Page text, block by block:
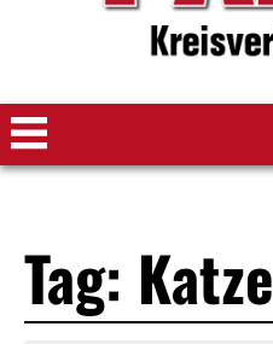
Tag: Katze